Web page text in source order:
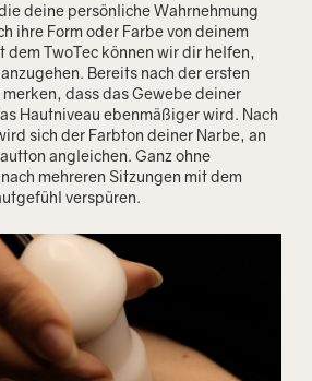
deine persönliche Wahrnehmung
ihre Form oder Farbe von deinem
TwoTec können wir dir helfen,
Bereits nach der ersten
dass das Gewebe deiner
Hautniveau ebenmäßiger wird. Nach
sich der Farbton deiner Narbe, an
angleichen. Ganz ohne
mehreren Sitzungen mit dem
verspüren.